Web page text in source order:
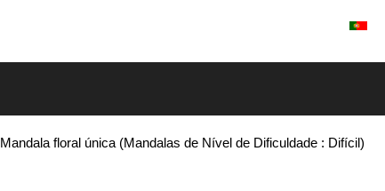
Mandala floral única (Mandalas de Nível de Dificuldade : Difícil)